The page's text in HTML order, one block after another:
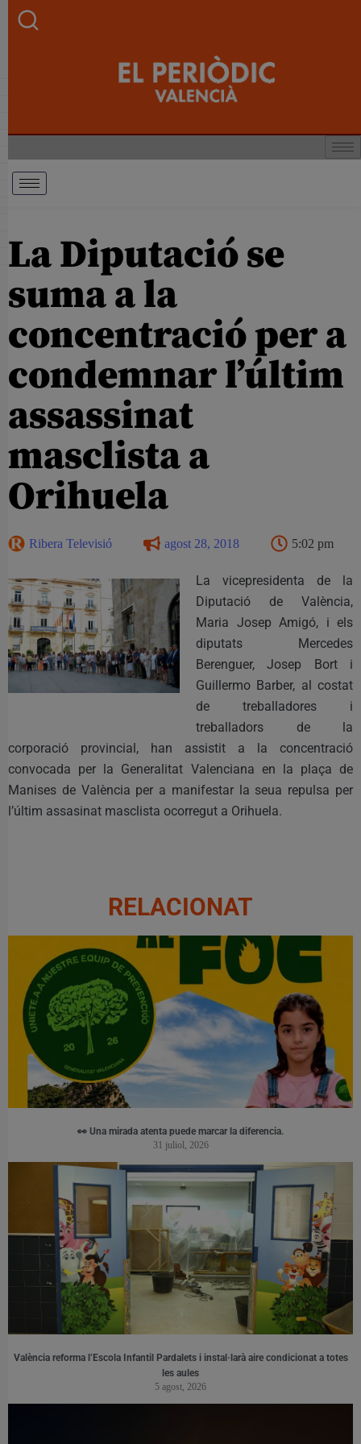
La Diputació se
suma a la
concentració per a
condemnar l’últim
assassinat
masclista a
Orihuela
Ribera Televisió agost 28, 2018 5:02 pm
La vicepresidenta de la
Diputació de València,
Maria Josep Amigó, i els
diputats Mercedes
Berenguer, Josep Bort i
Guillermo Barber, al costat
de treballadores i
treballadors de la
corporació provincial, han assistit a la concentració
convocada per la Generalitat Valenciana en la plaça de
Manises de València per a manifestar la seua repulsa per
l’últim assasinat masclista ocorregut a Orihuela.
RELACIONAT
👀 Una mirada atenta puede marcar la diferencia.
31 juliol, 2026
València reforma l’Escola Infantil Pardalets i instal·larà aire condicionat a totes
les aules
5 agost, 2026